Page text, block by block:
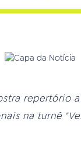
repertório
na turnê